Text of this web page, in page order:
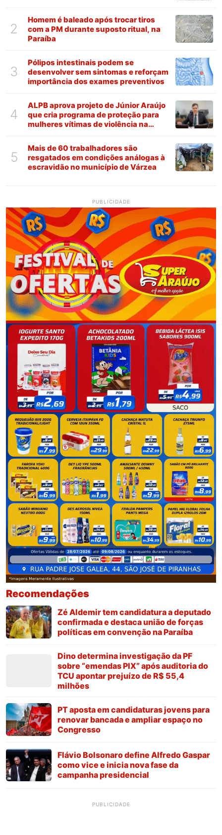
2
Homem é baleado após trocar tiros
com a PM durante suposto ritual, na
Paraíba
3
Pólipos intestinais podem se
desenvolver sem sintomas e reforçam
importância dos exames preventivos
4
ALPB aprova projeto de Júnior Araújo
que cria programa de proteção para
mulheres vítimas de violência na
5
Mais de 60 trabalhadores são
resgatados em condições análogas à
escravidão no município de Várzea
PUBLICIDADE
Recomendações
Zé Aldemir tem candidatura a deputado
confirmada e destaca união de forças
políticas em convenção na Paraíba
Dino determina investigação da PF
sobre “emendas PIX” após auditoria do
TCU apontar prejuízo de R$ 55,4
milhões
PT aposta em candidaturas jovens para
renovar bancada e ampliar espaço no
Congresso
Flávio Bolsonaro define Alfredo Gaspar
como vice e inicia nova fase da
campanha presidencial
PUBLICIDADE